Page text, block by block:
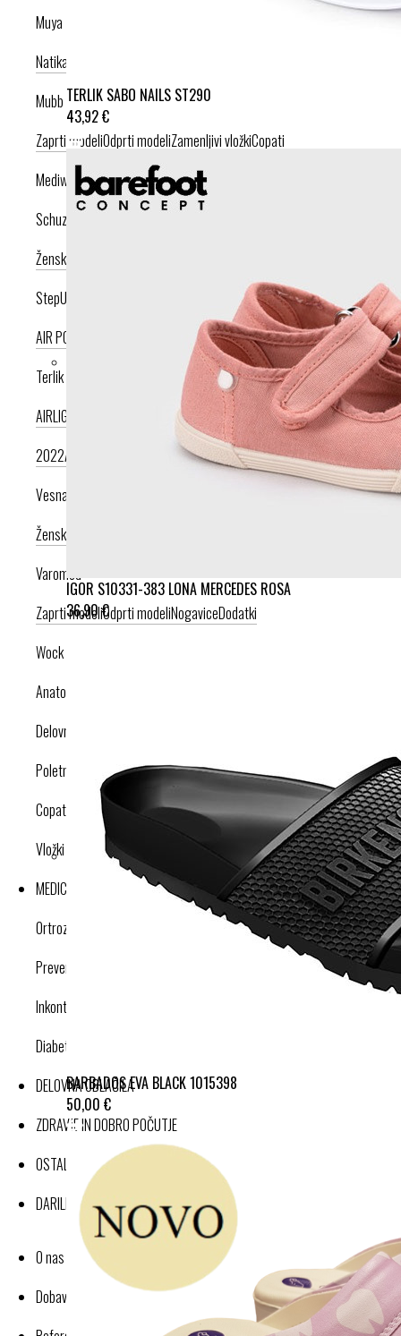
TERLIK SABO NAILS ST290
43,92 €
IGOR S10331-383 LONA MERCEDES ROSA
36,90 €
BARBADOS EVA BLACK 1015398
50,00 €
Muya
Natikači
Mubb
Zaprti modeliOdprti modeliZamenljivi vložkiCopati
Mediwalk
Schuzz
Ženska kolekcija
StepUp
AIR PODPLAT
AIRLIGHT PODPLAT
Terlik Sabo
AIRLIGHT PODPLAT II. NOVI
AIRLIGHT PODPLAT I. PRODUKT LETA
2022AIRLIGHT PODPLAT I. KRIŽNI PAŠČEKAIR PODPLAT
Vesna anatomic
Ženska kolekcija
Varomed
Zaprti modeliOdprti modeliNogaviceDodatki
Wock
Anatomska obutev
Delovna obutev s certifikatom
Poletna obutev
Copati
Vložki in dodatki
MEDICINSKI IZDELKI
Ortroze in opornice
Preventivne kompresijske nogavice
Inkontinenca
Diabetes
DELOVNA OBLAČILA
ZDRAVJE IN DOBRO POČUTJE
OSTALI IZDELKI
DARILNI BONI
O nas
Dobavitelji-proizvajalci